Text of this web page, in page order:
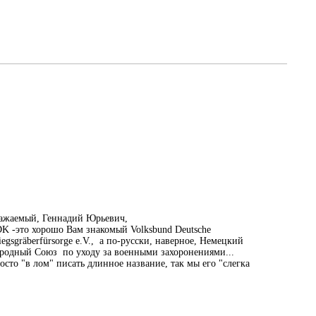
Геннадий Юрьевич,
-это хорошо Вам знакомый Volksbund Deutsche
e.V., а по-русски, наверное, Немецкий
Союз по уходу за военными захоронениями...
"в лом" писать длинное название, так мы его "слегка